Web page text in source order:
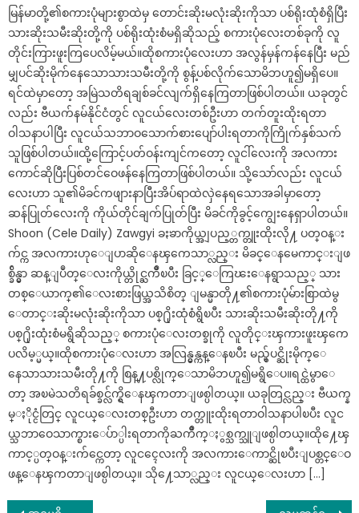
မြန်မာတို့၏စကားပုံများစွာထဲမှ တောင်းဆိုးမလုံးဆိုးကိုသာ ပစ်ရိုးထုံစံရှိပြီး
သားဆိုးသမီးဆိုးတို့ကို ပစ်ရိုးထုံးစံမရှိဆိုသည့် စကားပုံလေးတစ်ခုကို လူ
တိုင်းကြားဖူးကြပေလိမ့်မယ်။ထိုစကားပုံလေးဟာ အလွန်မှန်ကန်နေပြီး မည်
မျှပင်ဆိုးမိုက်နေသောသားသမီးတို့ကို စွန့်ပစ်လိုက်သောမိဘဟူ၍မရှိပေ။
ရင်ထဲမှာတော့ အမြဲသတိရချစ်ခင်လျက်ရှိနေကြတာဖြစ်ပါတယ်။ ယခုတွင်
လည်း ဗီယက်နမ်နိုင်ငံတွင် လူငယ်လေးတစ်ဦးဟာ တက်တူးထိုးရတာ
ဝါသနာပါပြီး လူငယ်သဘာဝသောက်စားပျော်ပါးရတာကိုကြိုက်နှစ်သက်
သူဖြစ်ပါတယ်။ထို့ကြောင့်ပတ်ဝန်းကျင်ကတော့ လူငါ်လေးကို အလကား
ကောင်ဆိုပြီးပြစ်တင်ဝေဖန်နေကြတာဖြစ်ပါတယ်။ သို့သော်လည်း လူငယ်
လေးဟာ သူ၏မိခင်ကဖျားနာပြီးအိပ်ရာထဲလှဲနေရသောအခါမှာတော့
ဆန်ပြုတ်လေးကို ကိုယ်တိုင်ချက်ပြုတ်ပြီး မိခင်ကိုခွင့်ကျွေးနေရှာပါတယ်။
Shoon (Cele Daily) Zawgyi ခႏၶာကိုယ္အျပည့္တက္တူးထိုးလို႔ ပတ္ဝန္း
က်င္က အလကားဟုေျပာဆိုေနၾကေသာ္လည္း မိခင္ေနမေကာင္းျဖ
စ္ခ်ိန္မွာ ဆန္ျပဳတ္ေလးကိုယ္တိုင္ႀကိဳၿပီး ခြင့္ေကြၽးေနရွာသည့္ သား
တစ္ေယာက္၏ေလးစားဖြယ္အသိစိတ္ ျမန္မာတို႔၏စကားပုံမ်ားစြာထဲမွ
ေတာင္းဆိုးမလုံးဆိုးကိုသာ ပစ္႐ိုးထုံစံရွိၿပီး သားဆိုးသမီးဆိုးတို႔ကို
ပစ္႐ိုးထုံးစံမရွိဆိုသည့္ စကားပုံေလးတစ္ခုကို လူတိုင္းၾကားဖူးၾကေ
ပလိမ့္မယ္။ထိုစကားပုံေလးဟာ အလြန္မွန္ကန္ေနၿပီး မည္မွ်ပင္ဆိုးမိုက္ေ
နေသာသားသမီးတို႔ကို စြန္႔ပစ္လိုက္ေသာမိဘဟူ၍မရွိေပ။ရင္ထဲမွာေ
တာ့ အၿမဲသတိရခ်စ္ခင္လ်က္ရွိေနၾကတာျဖစ္ပါတယ္။ ယခုတြင္လည္း ဗီယက္န
မ္ႏိုင္ငံတြင္ လူငယ္ေလးတစ္ဦးဟာ တက္တူးထိုးရတာဝါသနာပါၿပီး လူင
ယ္သဘာဝေသာက္စားေပ်ာ္ပါးရတာကိုႀကိဳက္ႏွစ္သက္သူျဖစ္ပါတယ္။ထို႔ေၾ
ကာင့္ပတ္ဝန္းက်င္ကေတာ့ လူငၚေလးကို အလကားေကာင္ဆိုၿပီးျပစ္တင္ေဝ
ဖန္ေနၾကတာျဖစ္ပါတယ္။ သို႔ေသာ္လည္း လူငယ္ေလးဟာ […]